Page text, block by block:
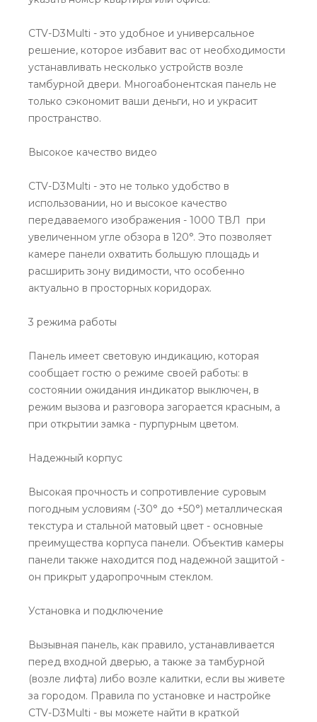
CTV-D3Multi - это удобное и универсальное
решение, которое избавит вас от необходимости
устанавливать несколько устройств возле
тамбурной двери. Многоабонентская панель не
только сэкономит ваши деньги, но и украсит
пространство.
Высокое качество видео
CTV-D3Multi - это не только удобство в
использовании, но и высокое качество
передаваемого изображения - 1000 ТВЛ при
увеличенном угле обзора в 120°. Это позволяет
камере панели охватить большую площадь и
расширить зону видимости, что особенно
актуально в просторных коридорах.
3 режима работы
Панель имеет световую индикацию, которая
сообщает гостю о режиме своей работы: в
состоянии ожидания индикатор выключен, в
режим вызова и разговора загорается красным, а
при открытии замка - пурпурным цветом.
Надежный корпус
Высокая прочность и сопротивление суровым
погодным условиям (-30° до +50°) металлическая
текстура и стальной матовый цвет - основные
преимущества корпуса панели. Объектив камеры
панели также находится под надежной защитой -
он прикрыт ударопрочным стеклом.
Установка и подключение
Вызывная панель, как правило, устанавливается
перед входной дверью, а также за тамбурной
(возле лифта) либо возле калитки, если вы живете
за городом. Правила по установке и настройке
CTV-D3Multi - вы можете найти в краткой